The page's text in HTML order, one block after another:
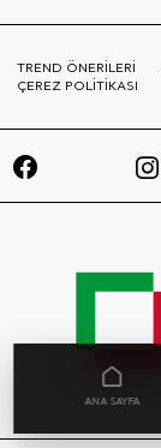
ANA SAYFA
TREND ÖNERİLERİ
ÇEREZ POLİTİKASI